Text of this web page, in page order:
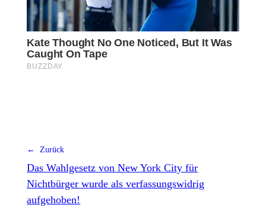
← Zurück
Das Wahlgesetz von New York City für
Nichtbürger wurde als verfassungswidrig
aufgehoben!